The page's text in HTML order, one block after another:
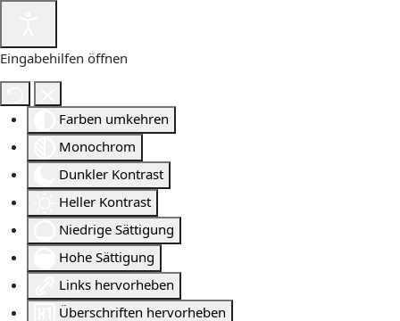
Eingabehilfen öffnen
Farben umkehren
Monochrom
Dunkler Kontrast
Heller Kontrast
Niedrige Sättigung
Hohe Sättigung
Links hervorheben
Überschriften hervorheben